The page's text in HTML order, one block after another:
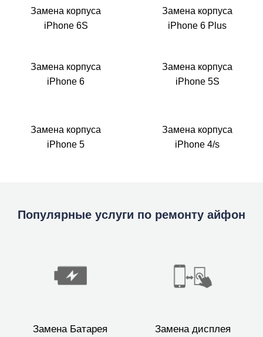
Замена корпуса
iPhone 6S
Замена корпуса
iPhone 6 Plus
Замена корпуса
iPhone 6
Замена корпуса
iPhone 5S
Замена корпуса
iPhone 5
Замена корпуса
iPhone 4/s
Популярные услуги по ремонту айфон
Замена Батарея
Замена дисплея